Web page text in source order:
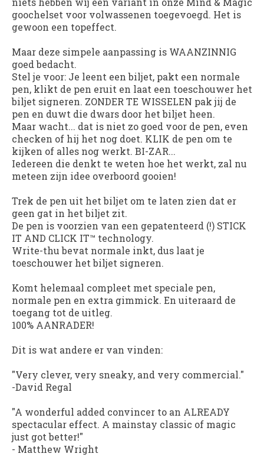
goochelset voor volwassenen toegevoegd. Het is
gewoon een topeffect.
Maar deze simpele aanpassing is WAANZINNIG
goed bedacht.
Stel je voor: Je leent een biljet, pakt een normale
pen, klikt de pen eruit en laat een toeschouwer het
biljet signeren. ZONDER TE WISSELEN pak jij de
pen en duwt die dwars door het biljet heen.
Maar wacht... dat is niet zo goed voor de pen, even
checken of hij het nog doet. KLIK de pen om te
kijken of alles nog werkt. BI-ZAR...
Iedereen die denkt te weten hoe het werkt, zal nu
meteen zijn idee overboord gooien!
Trek de pen uit het biljet om te laten zien dat er
geen gat in het biljet zit.
De pen is voorzien van een gepatenteerd (!) STICK
IT AND CLICK IT™ technology.
Write-thu bevat normale inkt, dus laat je
toeschouwer het biljet signeren.
Komt helemaal compleet met speciale pen,
normale pen en extra gimmick. En uiteraard de
toegang tot de uitleg.
100% AANRADER!
Dit is wat andere er van vinden:
"Very clever, very sneaky, and very commercial."
-David Regal
"A wonderful added convincer to an ALREADY
spectacular effect. A mainstay classic of magic
just got better!"
- Matthew Wright